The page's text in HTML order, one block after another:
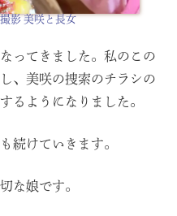
影 美咲と長女
ってきました。私のこの
、美咲の捜索のチラシの
るようになりました。
続けていきます。
な娘です。